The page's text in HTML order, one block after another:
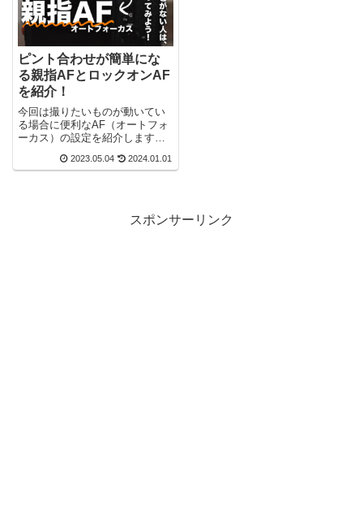
ピント合わせが簡単にな
る親指AFとロックオンAF
を紹介！
今回は撮りたいものが動いてい
る場合に便利なAF（オートフォ
ーカス）の設定を紹介します。
動会」でも使える設定になりま
2023.05.04 2024.01.01
スポンサーリンク